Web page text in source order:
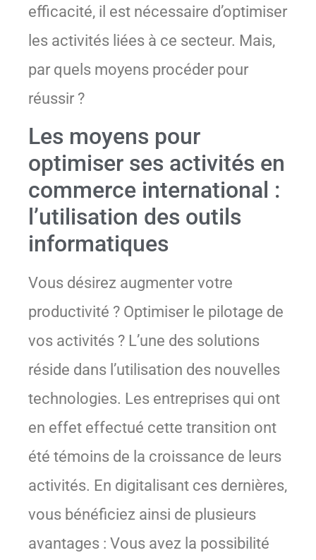
efficacité, il est nécessaire d’optimiser
les activités liées à ce secteur. Mais,
par quels moyens procéder pour
réussir ?
Les moyens pour
optimiser ses activités en
commerce international :
l’utilisation des outils
informatiques
Vous désirez augmenter votre
productivité ? Optimiser le pilotage de
vos activités ? L’une des solutions
réside dans l’utilisation des nouvelles
technologies. Les entreprises qui ont
en effet effectué cette transition ont
été témoins de la croissance de leurs
activités. En digitalisant ces dernières,
vous bénéficiez ainsi de plusieurs
avantages : Vous avez la possibilité